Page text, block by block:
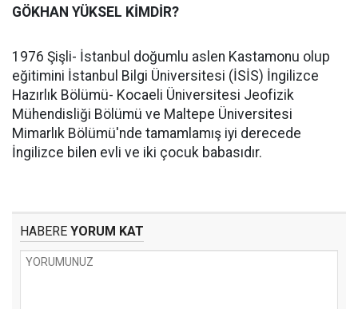
GÖKHAN YÜKSEL KİMDİR?
1976 Şişli- İstanbul doğumlu aslen Kastamonu olup
eğitimini İstanbul Bilgi Üniversitesi (İSİS) İngilizce
Hazırlık Bölümü- Kocaeli Üniversitesi Jeofizik
Mühendisliği Bölümü ve Maltepe Üniversitesi
Mimarlık Bölümü'nde tamamlamış iyi derecede
İngilizce bilen evli ve iki çocuk babasıdır.
HABERE YORUM KAT